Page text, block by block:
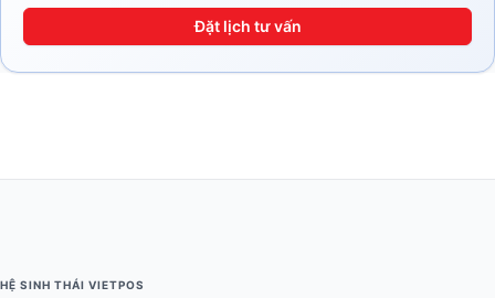
Đặt lịch tư vấn
HỆ SINH THÁI VIETPOS